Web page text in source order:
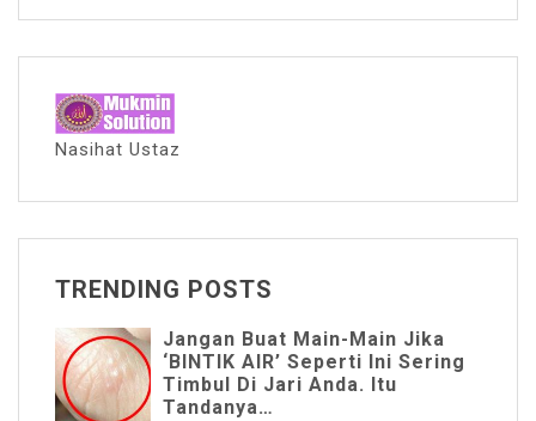
Nasihat Ustaz
TRENDING POSTS
Jangan Buat Main-Main Jika
‘BINTIK AIR’ Seperti Ini Sering
Timbul Di Jari Anda. Itu
Tandanya…